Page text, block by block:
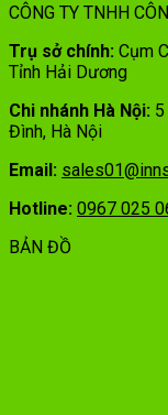
CÔNG TY TNHH
Trụ sở chính: Cụm
Tỉnh Hải Dương
Chi nhánh Hà Nội:
Đình, Hà Nội
Email:
Hotline: 0967 025
BẢN ĐỒ